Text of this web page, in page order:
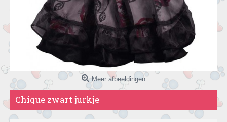
Meer afbeeldingen
Chique zwart jurkje